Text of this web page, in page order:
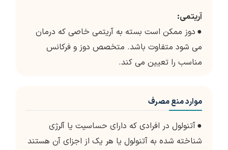
آریتمی:
● دوز ممکن است بسته به آریتمی خاصی که درمان
می شود متفاوت باشد. متخصص دوز و فرکانس
مناسب را تعیین می کند.
موارد منع مصرف
●آتنولول در افرادی که دارای حساسیت یا آلرژی
شناخته شده به آتنولول یا هر یک از اجزای آن هستند